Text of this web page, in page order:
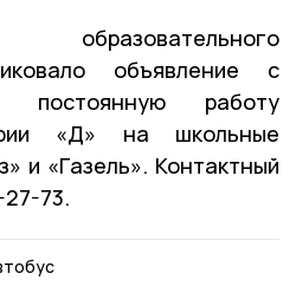
объявление с
постоянную работу
«Д» на школьные
и «Газель». Контактный
73.